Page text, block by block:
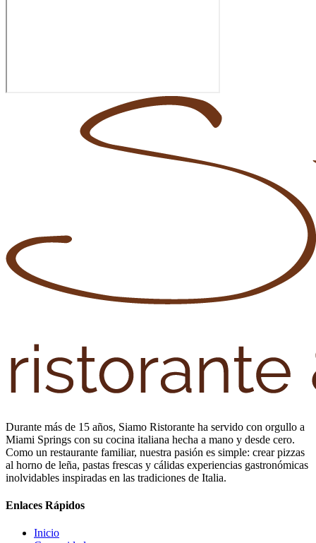
Durante más de 15 años, Siamo Ristorante ha servido con orgullo a
Miami Springs con su cocina italiana hecha a mano y desde cero.
Como un restaurante familiar, nuestra pasión es simple: crear pizzas
al horno de leña, pastas frescas y cálidas experiencias gastronómicas
inolvidables inspiradas en las tradiciones de Italia.
Enlaces Rápidos
Inicio